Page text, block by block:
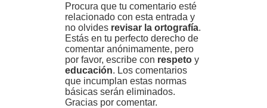
Procura que tu comentario esté
relacionado con esta entrada y
no olvides revisar la ortografía.
Estás en tu perfecto derecho de
comentar anónimamente, pero
por favor, escribe con respeto y
educación. Los comentarios
que incumplan estas normas
básicas serán eliminados.
Gracias por comentar.